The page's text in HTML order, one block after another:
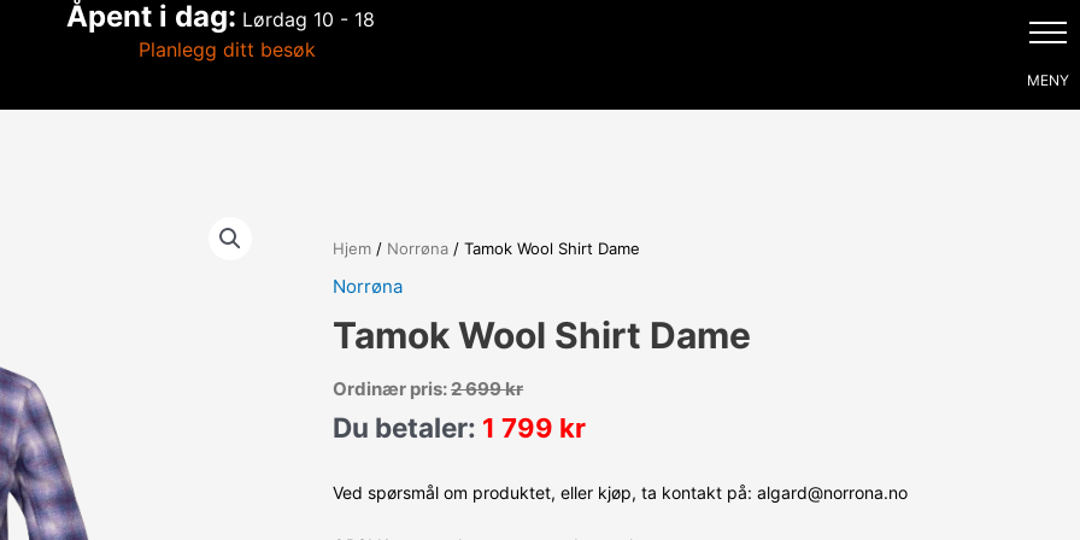
Åpent i dag: Lørdag 10 - 18
Planlegg ditt besøk
Hjem / Norrøna / Tamok Wool Shirt Dame
Norrøna
Tamok Wool Shirt Dame
Ordinær pris:2 699kr
Du betaler: 1 799 kr
Ved spørsmål om produktet, eller kjøp, ta kontakt på: algard@norrona.no